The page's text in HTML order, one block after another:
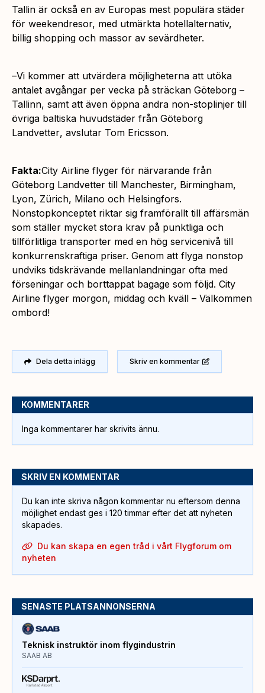
Tallin är också en av Europas mest populära städer
för weekendresor, med utmärkta hotellalternativ,
billig shopping och massor av sevärdheter.
–Vi kommer att utvärdera möjligheterna att utöka
antalet avgångar per vecka på sträckan Göteborg –
Tallinn, samt att även öppna andra non-stoplinjer till
övriga baltiska huvudstäder från Göteborg
Landvetter, avslutar Tom Ericsson.
Fakta:City Airline flyger för närvarande från
Göteborg Landvetter till Manchester, Birmingham,
Lyon, Zürich, Milano och Helsingfors.
Nonstopkonceptet riktar sig framförallt till affärsmän
som ställer mycket stora krav på punktliga och
tillförlitliga transporter med en hög servicenivå till
konkurrenskraftiga priser. Genom att flyga nonstop
undviks tidskrävande mellanlandningar ofta med
förseningar och borttappat bagage som följd. City
Airline flyger morgon, middag och kväll – Välkommen
ombord!
Dela detta inlägg Skriv en kommentar
KOMMENTARER
Inga kommentarer har skrivits ännu.
SKRIV EN KOMMENTAR
Du kan inte skriva någon kommentar nu eftersom denna
möjlighet endast ges i 120 timmar efter det att nyheten
skapades.
Du kan skapa en egen tråd i vårt Flygforum om
nyheten
SENASTE PLATSANNONSERNA
Teknisk instruktör inom flygindustrin
SAAB AB